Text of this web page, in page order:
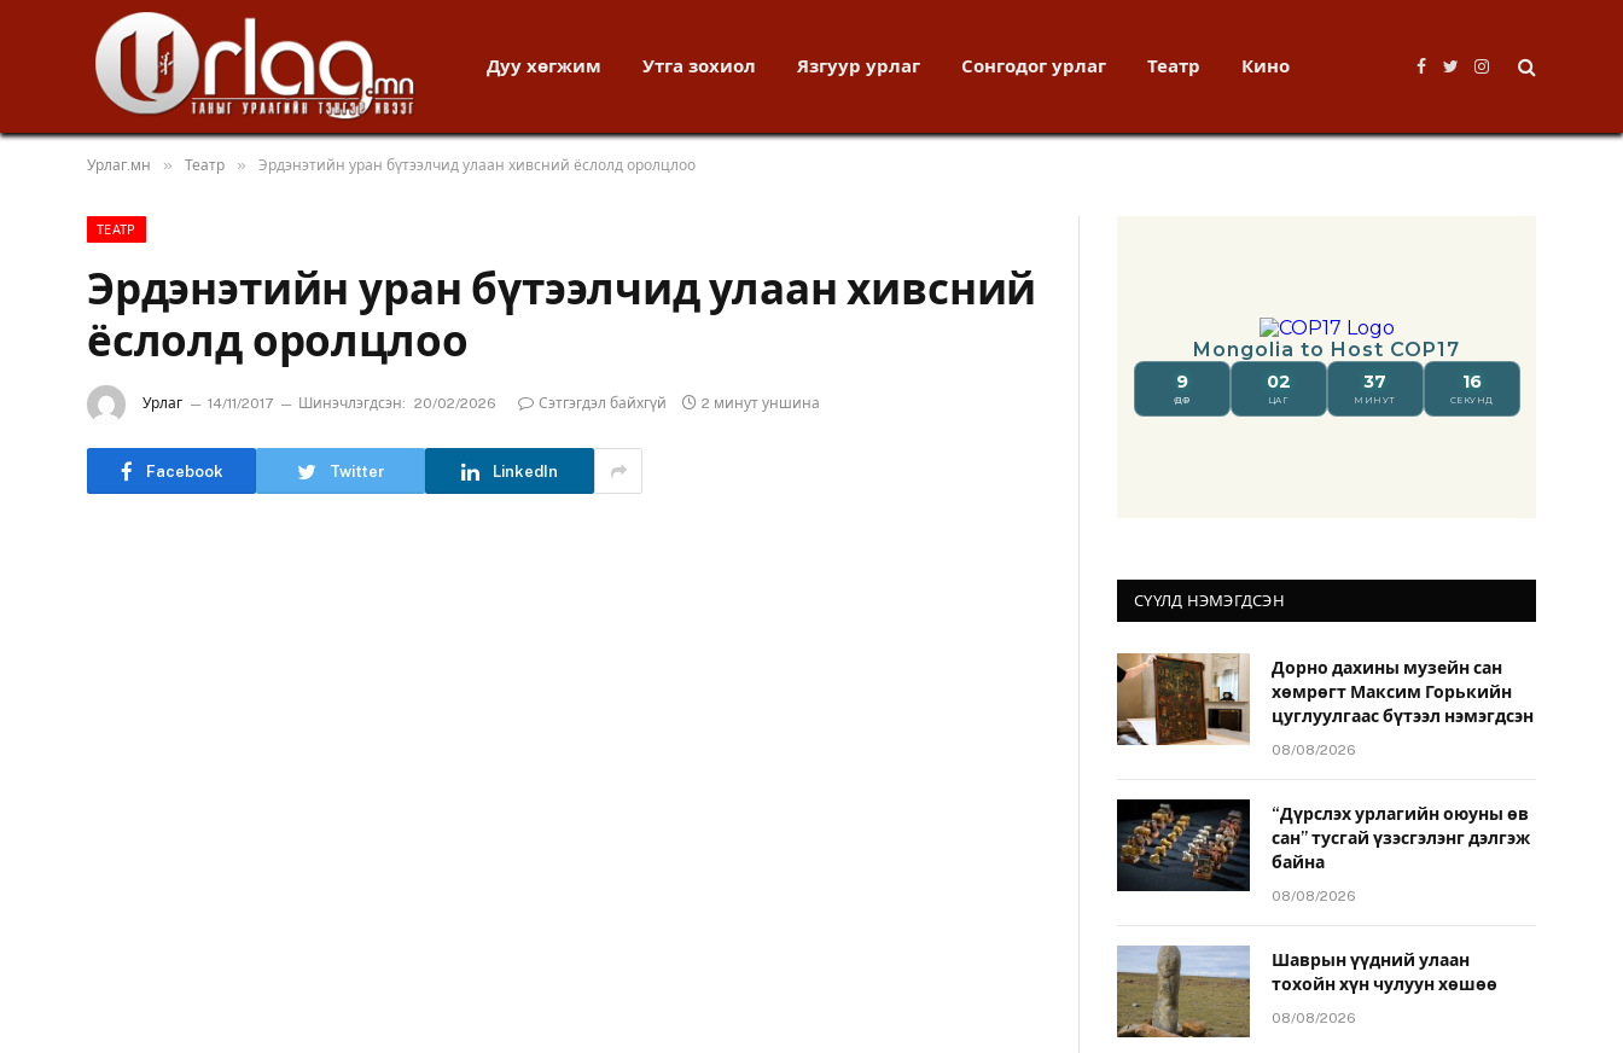
Дуу хөгжим Утга зохиол Язгуур урлаг Сонгодог урлаг Театр Кино
Facebook
TwitterInstagram
Урлаг.мн » Театр » Эрдэнэтийн уран бүтээлчид улаан хивсний ёслолд оролцлоо
ТЕАТР
Эрдэнэтийн уран бүтээлчид улаан хивсний
ёслолд оролцлоо
Урлаг 14/11/2017 Шинэчлэгдсэн: 20/02/2026 Сэтгэгдэл байхгүй 2 минут уншина
Facebook Twitter LinkedIn
СҮҮЛД НЭМЭГДСЭН
Дорно дахины музейн сан
хөмрөгт Максим Горькийн
цуглуулгаас бүтээл нэмэгдсэн
08/08/2026
“Дүрслэх урлагийн оюуны өв
сан” тусгай үзэсгэлэнг дэлгэж
байна
08/08/2026
Шаврын үүдний улаан
тохойн хүн чулуун хөшөө
08/08/2026